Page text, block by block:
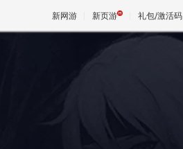
新网游 新页游 礼包/激活码